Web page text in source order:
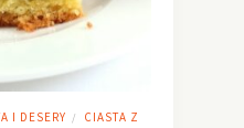
I DESERY /
CIASTA Z